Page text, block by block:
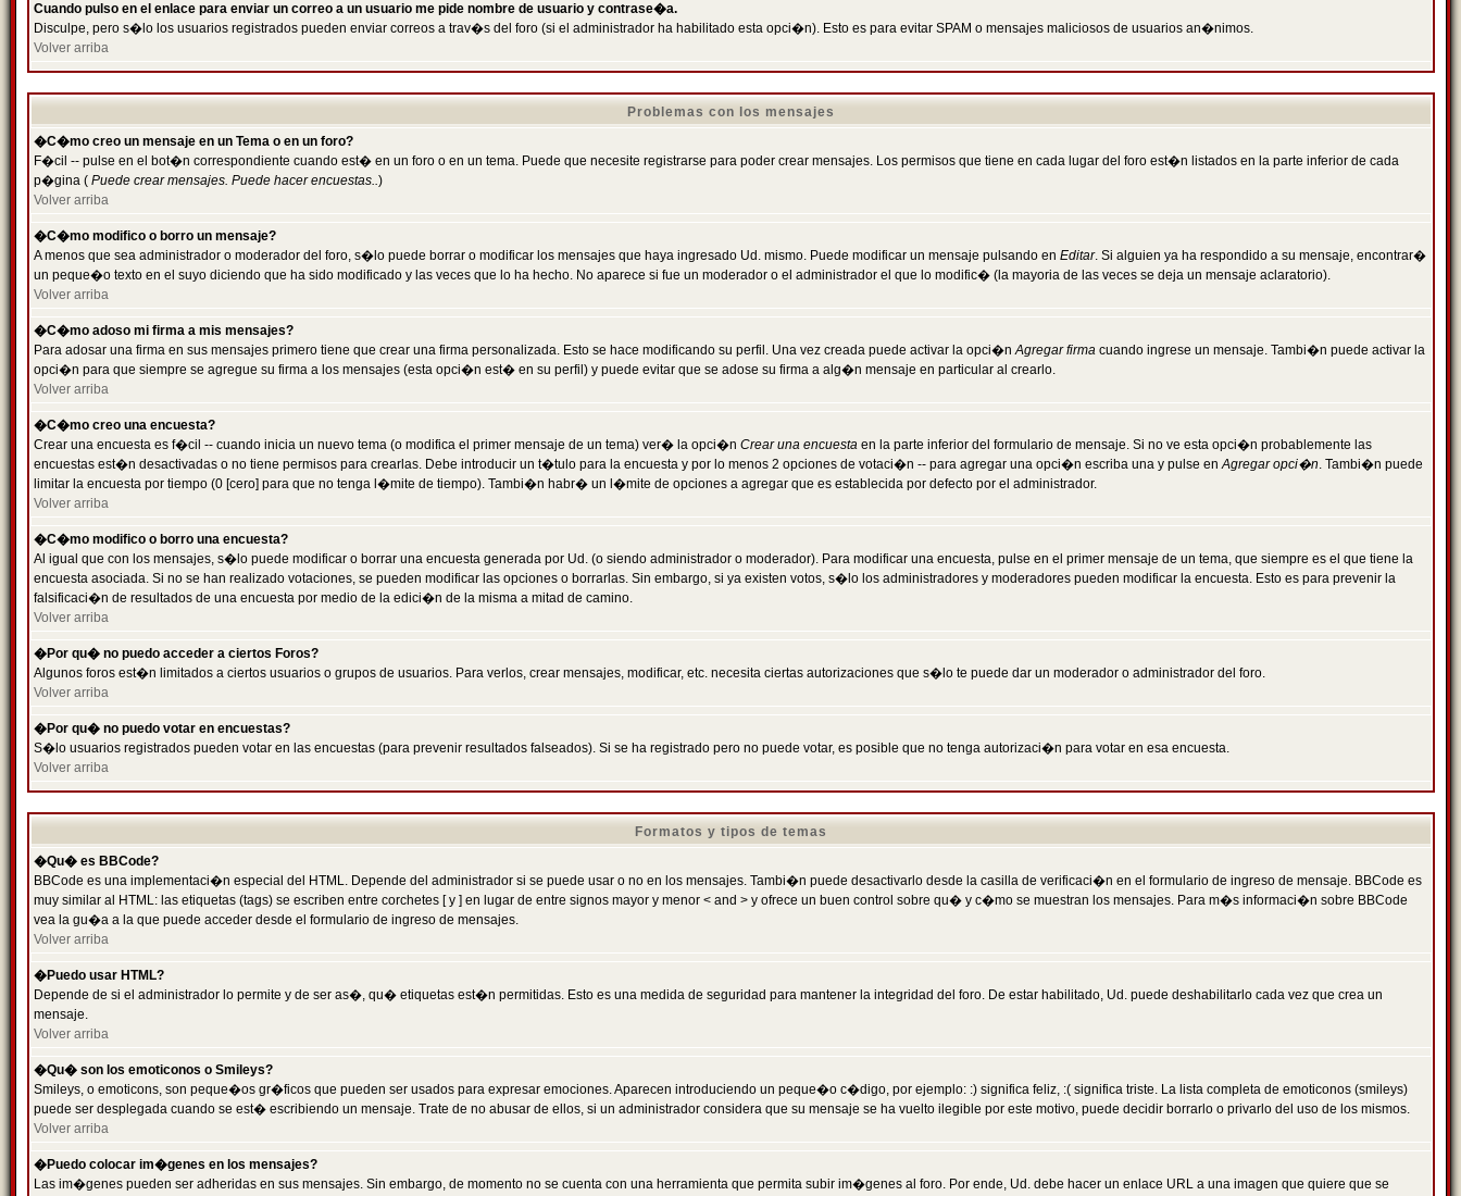
Cuando pulso en el enlace para enviar un correo a un usuario me pide nombre de usuario y contrase�a.
Disculpe, pero s�lo los usuarios registrados pueden enviar correos a trav�s del foro (si el administrador ha habilitado esta opci�n). Esto es para evitar SPAM o mensajes maliciosos de usuarios an�nimos.
Volver arriba
Problemas con los mensajes
�C�mo creo un mensaje en un Tema o en un foro?
F�cil -- pulse en el bot�n correspondiente cuando est� en un foro o en un tema. Puede que necesite registrarse para poder crear mensajes. Los permisos que tiene en cada lugar del foro est�n listados en la parte inferior de cada
p�gina ( Puede crear mensajes. Puede hacer encuestas..)
Volver arriba
�C�mo modifico o borro un mensaje?
A menos que sea administrador o moderador del foro, s�lo puede borrar o modificar los mensajes que haya ingresado Ud. mismo. Puede modificar un mensaje pulsando en Editar. Si alguien ya ha respondido a su mensaje, encontrar�
un peque�o texto en el suyo diciendo que ha sido modificado y las veces que lo ha hecho. No aparece si fue un moderador o el administrador el que lo modific� (la mayoria de las veces se deja un mensaje aclaratorio).
Volver arriba
�C�mo adoso mi firma a mis mensajes?
Para adosar una firma en sus mensajes primero tiene que crear una firma personalizada. Esto se hace modificando su perfil. Una vez creada puede activar la opci�nAgregar firma cuando ingrese un mensaje. Tambi�n puede activar la
opci�n para que siempre se agregue su firma a los mensajes (esta opci�n est� en su perfil) y puede evitar que se adose su firma a alg�n mensaje en particular al crearlo.
Volver arriba
�C�mo creo una encuesta?
Crear una encuesta es f�cil -- cuando inicia un nuevo tema (o modifica el primer mensaje de un tema) ver� la opci�n Crear una encuesta en la parte inferior del formulario de mensaje. Si no ve esta opci�n probablemente las
encuestas est�n desactivadas o no tiene permisos para crearlas. Debe introducir un t�tulo para la encuesta y por lo menos 2 opciones de votaci�n -- para agregar una opci�n escriba una y pulse enAgregar opci�n. Tambi�n puede
limitar la encuesta por tiempo (0 [cero] para que no tenga l�mite de tiempo). Tambi�n habr� un l�mite de opciones a agregar que es establecida por defecto por el administrador.
Volver arriba
�C�mo modifico o borro una encuesta?
Al igual que con los mensajes, s�lo puede modificar o borrar una encuesta generada por Ud. (o siendo administrador o moderador). Para modificar una encuesta, pulse en el primer mensaje de un tema, que siempre es el que tiene la
encuesta asociada. Si no se han realizado votaciones, se pueden modificar las opciones o borrarlas. Sin embargo, si ya existen votos, s�lo los administradores y moderadores pueden modificar la encuesta. Esto es para prevenir la
falsificaci�n de resultados de una encuesta por medio de la edici�n de la misma a mitad de camino.
Volver arriba
�Por qu� no puedo acceder a ciertos Foros?
Algunos foros est�n limitados a ciertos usuarios o grupos de usuarios. Para verlos, crear mensajes, modificar, etc. necesita ciertas autorizaciones que s�lo te puede dar un moderador o administrador del foro.
Volver arriba
�Por qu� no puedo votar en encuestas?
S�lo usuarios registrados pueden votar en las encuestas (para prevenir resultados falseados). Si se ha registrado pero no puede votar, es posible que no tenga autorizaci�n para votar en esa encuesta.
Volver arriba
Formatos y tipos de temas
�Qu� es BBCode?
BBCode es una implementaci�n especial del HTML. Depende del administrador si se puede usar o no en los mensajes. Tambi�n puede desactivarlo desde la casilla de verificaci�n en el formulario de ingreso de mensaje. BBCode es
muy similar al HTML: las etiquetas (tags) se escriben entre corchetes [ y ] en lugar de entre signos mayor y menor < and > y ofrece un buen control sobre qu� y c�mo se muestran los mensajes. Para m�s informaci�n sobre BBCode
vea la gu�a a la que puede acceder desde el formulario de ingreso de mensajes.
Volver arriba
�Puedo usar HTML?
Depende de si el administrador lo permite y de ser as�, qu� etiquetas est�n permitidas. Esto es una medida de seguridad para mantener la integridad del foro. De estar habilitado, Ud. puede deshabilitarlo cada vez que crea un
mensaje.
Volver arriba
�Qu� son los emoticonos o Smileys?
Smileys, o emoticons, son peque�os gr�ficos que pueden ser usados para expresar emociones. Aparecen introduciendo un peque�o c�digo, por ejemplo: :) significa feliz, :( significa triste. La lista completa de emoticonos (smileys)
puede ser desplegada cuando se est� escribiendo un mensaje. Trate de no abusar de ellos, si un administrador considera que su mensaje se ha vuelto ilegible por este motivo, puede decidir borrarlo o privarlo del uso de los mismos.
Volver arriba
�Puedo colocar im�genes en los mensajes?
Las im�genes pueden ser adheridas en sus mensajes. Sin embargo, de momento no se cuenta con una herramienta que permita subir im�genes al foro. Por ende, Ud. debe hacer un enlace URL a una imagen que quiere que se